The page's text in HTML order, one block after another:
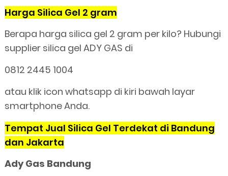
Harga Silica Gel 2 gram
Berapa harga silica gel 2 gram per kilo? Hubungi
supplier silica gel ADY GAS di
0812 2445 1004
atau klik icon whatsapp di kiri bawah layar
smartphone Anda.
Tempat Jual Silica Gel Terdekat di Bandung
dan Jakarta
Ady Gas Bandung